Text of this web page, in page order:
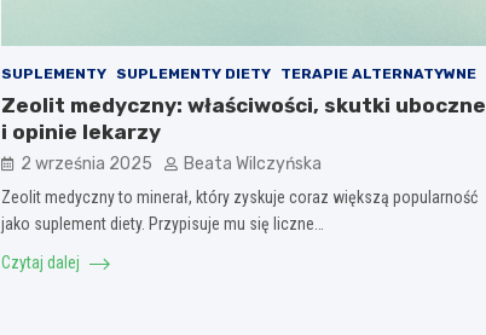
SUPLEMENTY SUPLEMENTY DIETY TERAPIE ALTERNATYWNE
Zeolit medyczny: właściwości, skutki uboczne
i opinie lekarzy
2 września 2025 Beata Wilczyńska
Zeolit medyczny to minerał, który zyskuje coraz większą popularność
jako suplement diety. Przypisuje mu się liczne…
Czytaj dalej